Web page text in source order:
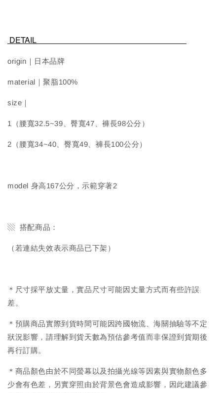
DETAIL
origin｜日本品牌
material｜聚脂100%
size｜
1（腰寬32.5~39、臀寬47、褲長98公分）
2（腰寬34~40、臀寬49、褲長100公分）
model 身高167公分，示範穿著2
▧ 搭配商品：
（若連結失效表示商品已下架）
＊尺寸採平放丈量，實品尺寸可能因丈量方式而有些許誤
差。
＊預購商品實際到貨時間可能因跨國物流、海關抽驗等不定
狀況影響，請理解到貨天數為預估參考值而非保證到貨期後
再行訂購。
＊商品顏色由於不同螢幕以及拍攝光線等因素與實物顏色多
少會有色差，另實穿照由於背景色會造成影響，因此建議參